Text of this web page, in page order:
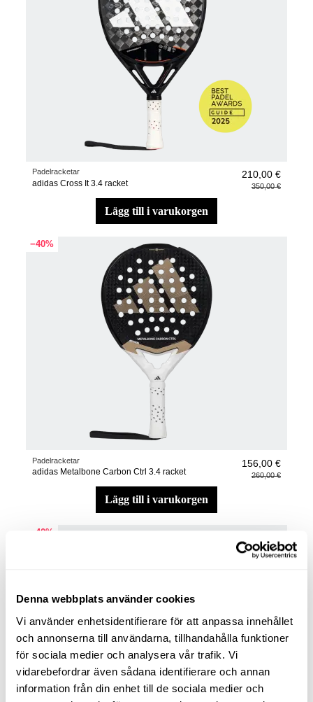
Denna webbplats använder cookies
Vi använder enhetsidentifierare för att anpassa innehållet
och annonserna till användarna, tillhandahålla funktioner
för sociala medier och analysera vår trafik. Vi
vidarebefordrar även sådana identifierare och annan
information från din enhet till de sociala medier och
Padelracketar
adidas Cross It 3.4 racket
210,00 €
350,00 €
lägg till i varukorgen
−40%
Padelracketar
adidas Metalbone Carbon Ctrl 3.4 racket
156,00 €
260,00 €
lägg till i varukorgen
−40%